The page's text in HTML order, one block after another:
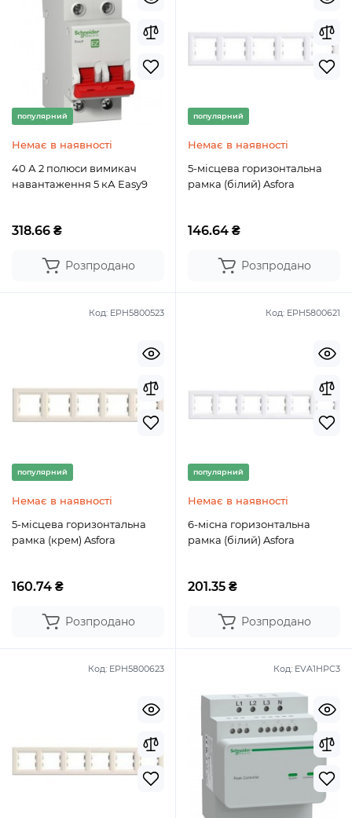
популярний
Немає в наявності
40 А 2 полюси вимикач
навантаження 5 кА Easy9
318.66 ₴
Розпродано
популярний
Немає в наявності
5-місцева горизонтальна
рамка (білий) Asfora
146.64 ₴
Розпродано
Код: EPH5800523
популярний
Немає в наявності
5-місцева горизонтальна
рамка (крем) Asfora
160.74 ₴
Розпродано
Код: EPH5800621
популярний
Немає в наявності
6-місна горизонтальна
рамка (білий) Asfora
201.35 ₴
Розпродано
Код: EPH5800623 Код: EVA1HPC3